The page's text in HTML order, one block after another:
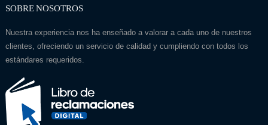
SOBRE NOSOTROS
Nuestra experiencia nos ha enseñado a valorar a cada uno de nuestros
clientes, ofreciendo un servicio de calidad y cumpliendo con todos los
estándares requeridos.